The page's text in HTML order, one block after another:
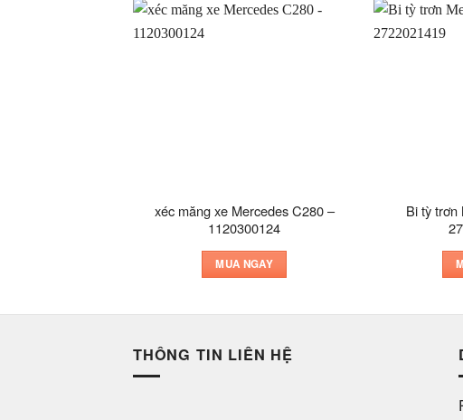
xéc măng xe Mercedes C280 –
1120300124
MUA NGAY
Bi tỳ trơn
THÔNG TIN LIÊN HỆ